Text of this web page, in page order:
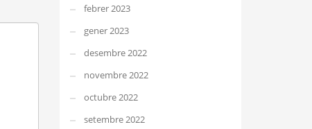
febrer 2023
gener 2023
desembre 2022
novembre 2022
octubre 2022
setembre 2022